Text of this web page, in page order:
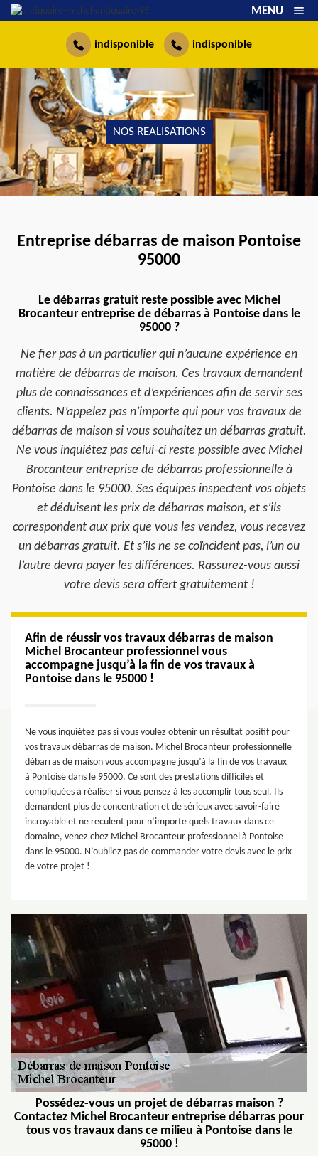
MENU
indisponible indisponible
NOS REALISATIONS
Entreprise débarras de maison Pontoise
95000
Le débarras gratuit reste possible avec Michel
Brocanteur entreprise de débarras à Pontoise dans le
95000 ?
Ne fier pas à un particulier qui n’aucune expérience en
matière de débarras de maison. Ces travaux demandent
plus de connaissances et d’expériences afin de servir ses
clients. N’appelez pas n’importe qui pour vos travaux de
débarras de maison si vous souhaitez un débarras gratuit.
Ne vous inquiétez pas celui-ci reste possible avec Michel
Brocanteur entreprise de débarras professionnelle à
Pontoise dans le 95000. Ses équipes inspectent vos objets
et déduisent les prix de débarras maison, et s’ils
correspondent aux prix que vous les vendez, vous recevez
un débarras gratuit. Et s’ils ne se coïncident pas, l’un ou
l’autre devra payer les différences. Rassurez-vous aussi
votre devis sera offert gratuitement !
Afin de réussir vos travaux débarras de maison
Michel Brocanteur professionnel vous
accompagne jusqu’à la fin de vos travaux à
Pontoise dans le 95000 !
Ne vous inquiétez pas si vous voulez obtenir un résultat positif pour
vos travaux débarras de maison. Michel Brocanteur professionnelle
débarras de maison vous accompagne jusqu’à la fin de vos travaux
à Pontoise dans le 95000. Ce sont des prestations difficiles et
compliquées à réaliser si vous pensez à les accomplir tous seul. Ils
demandent plus de concentration et de sérieux avec savoir-faire
incroyable et ne reculent pour n’importe quels travaux dans ce
domaine, venez chez Michel Brocanteur professionnel à Pontoise
dans le 95000. N’oubliez pas de commander votre devis avec le prix
de votre projet !
Possédez-vous un projet de débarras maison ?
Contactez Michel Brocanteur entreprise débarras pour
tous vos travaux dans ce milieu à Pontoise dans le
95000 !